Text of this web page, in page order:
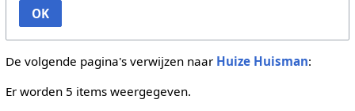
OK
De volgende pagina's verwijzen naar Huize Huisman:
Er worden 5 items weergegeven.